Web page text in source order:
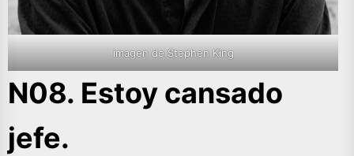
imagen de Stephen King
N08. Estoy cansado
jefe.